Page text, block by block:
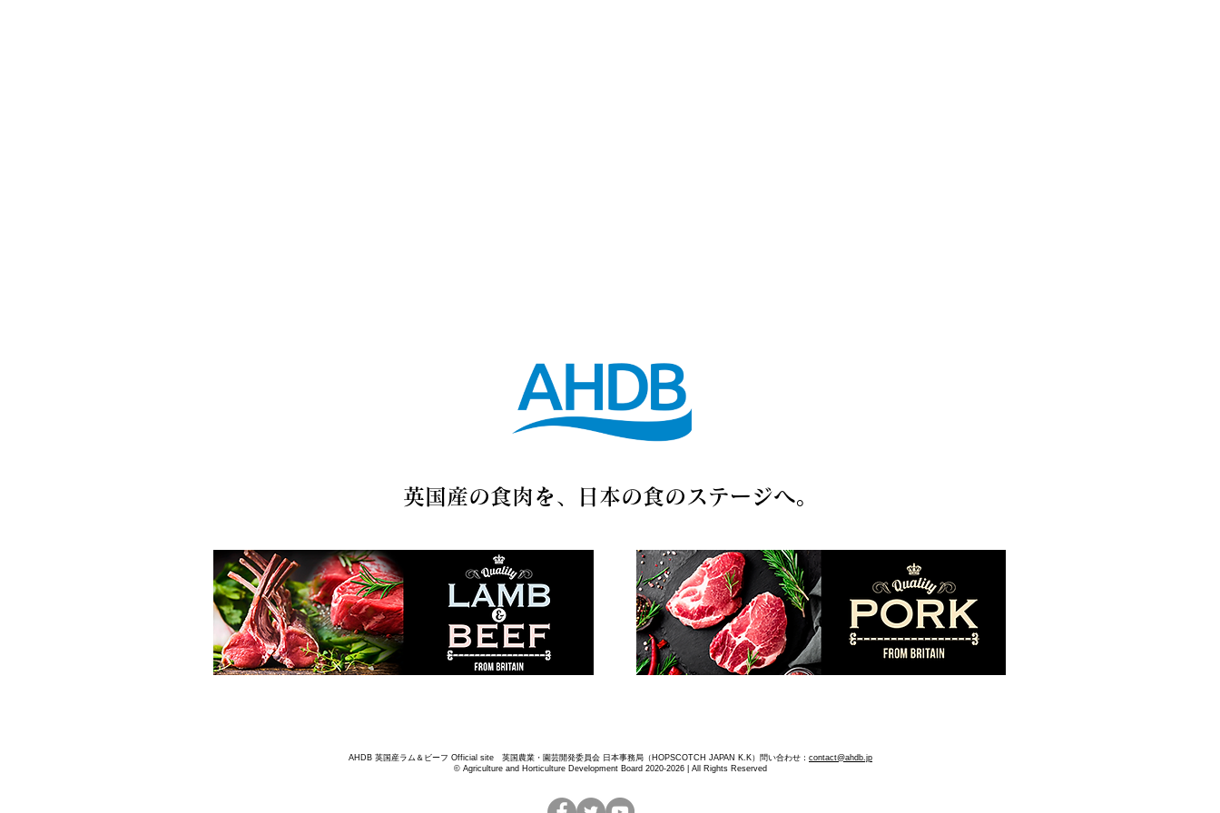
英国産の食肉を、日本の食のステージへ。
AHDB 英国産ラム＆ビーフ Official site 英国農業・園芸開発委員会 日本事務局（HOPSCOTCH JAPAN K.K）問い合わせ： contact@ahdb.jp
© Agriculture and Horticulture Development Board 2020-2026 | All Rights Reserved